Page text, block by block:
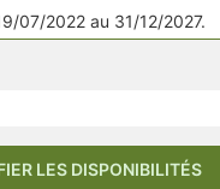
pour préparer
07/2022 au 31/12/2027.
LES DISPONIBILITÉS